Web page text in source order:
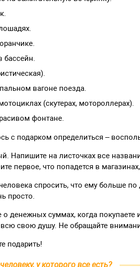
бассейн.
вагоне поезда.
(скутерах, мотороллерах).
фонтане.
с подарком определиться –
Напишите на листочках все
первое, что попадется в
спросить, что ему больше
просто.
о денежных суммах, когда
свою душу. Не обращайте
подарить!
у которого все есть?